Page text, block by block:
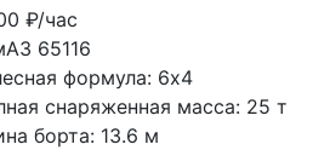
₽/час
65116
формула: 6х4
снаряженная масса: 25 т
борта: 13.6 м